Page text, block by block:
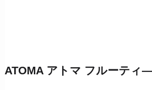
ATOMA アトマ フルーティ